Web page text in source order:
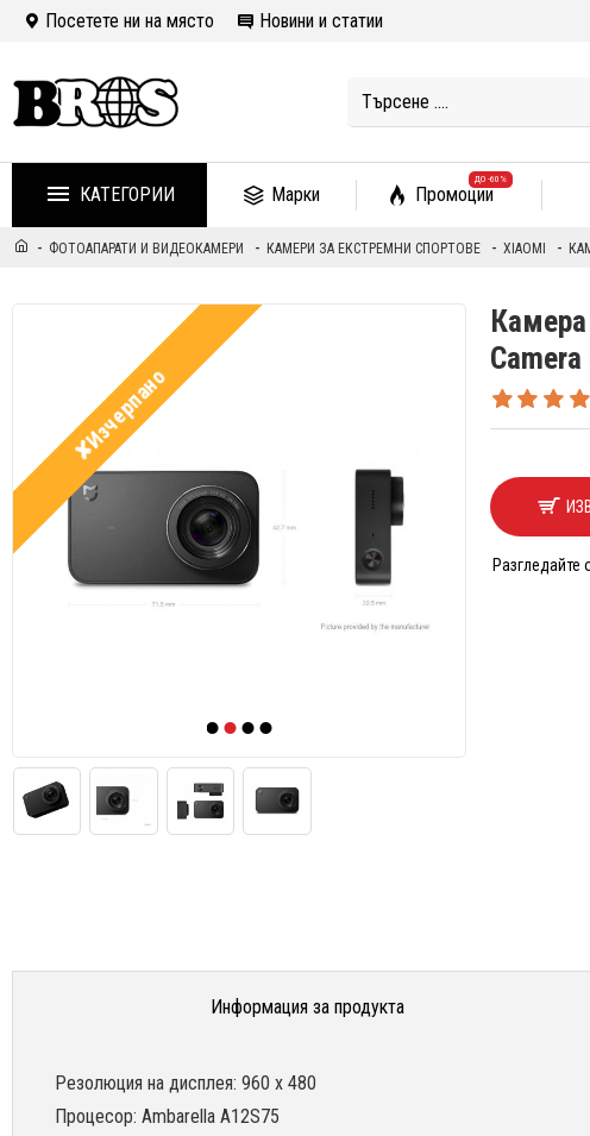
Посетете ни на място Новини и статии
КАТЕГОРИИ Марки Промоции
ДО -60%
ФОТОАПАРАТИ И ВИДЕОКАМЕРИ КАМЕРИ ЗА ЕКСТРЕМНИ СПОРТОВЕ XIAOMI
✘Изчерпано
Camera
Разгледайте
Информация за продукта
Резолюция на дисплея: 960 x 480
Процесор: Ambarella A12S75